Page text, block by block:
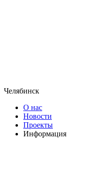
Челябинск
О нас
Новости
Проекты
Информация